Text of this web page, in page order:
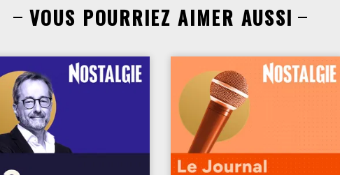
VOUS POURRIEZ AIMER AUSSI